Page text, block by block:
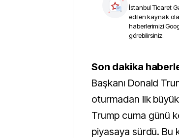
İstanbul Ticaret
edilen kaynak
haberlerimizi
görebilirsiniz.
Son dakika
Başkanı Donald
oturmadan ilk
Trump cuma günü
piyasaya sürdü. Bu